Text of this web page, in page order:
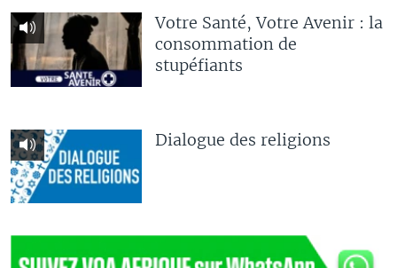
Votre Santé, Votre Avenir : la
consommation de
stupéfiants
Dialogue des religions